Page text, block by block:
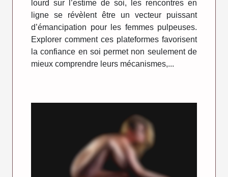
lourd sur l’estime de soi, les rencontres en
ligne se révèlent être un vecteur puissant
d’émancipation pour les femmes pulpeuses.
Explorer comment ces plateformes favorisent
la confiance en soi permet non seulement de
mieux comprendre leurs mécanismes,...